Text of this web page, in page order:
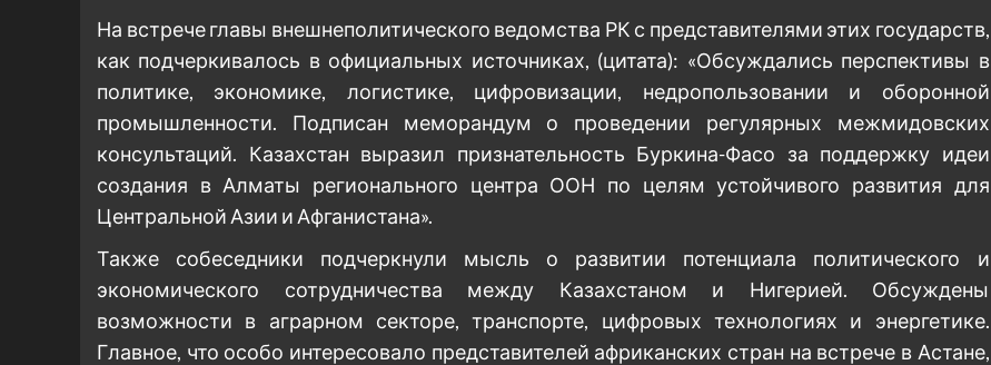
На встрече главы внешнеполитического ведомства РК с представителями этих государств,
как подчеркивалось в официальных источниках, (цитата): «Обсуждались перспективы в
политике, экономике, логистике, цифровизации, недропользовании и оборонной
промышленности. Подписан меморандум о проведении регулярных межмидовских
консультаций. Казахстан выразил признательность Буркина-Фасо за поддержку идеи
создания в Алматы регионального центра ООН по целям устойчивого развития для
Центральной Азии и Афганистана».
Также собеседники подчеркнули мысль о развитии потенциала политического и
экономического сотрудничества между Казахстаном и Нигерией. Обсуждены
возможности в аграрном секторе, транспорте, цифровых технологиях и энергетике.
Главное, что особо интересовало представителей африканских стран на встрече в Астане,